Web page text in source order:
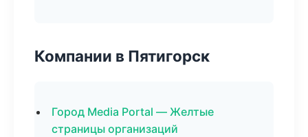
Компании в Пятигорск
Город Media Portal — Желтые
страницы организаций